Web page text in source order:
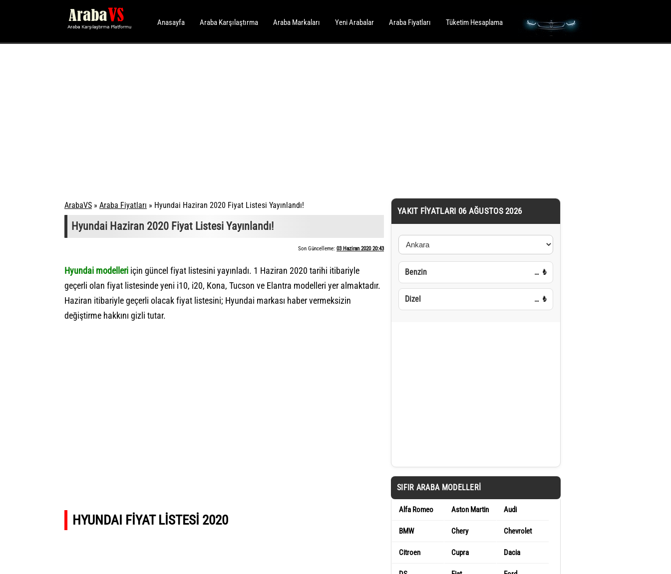
Anasayfa Araba Karşılaştırma Araba Markaları Yeni Arabalar Araba Fiyatları Tüketim Hesaplama
ArabaVS » Araba Fiyatları » Hyundai Haziran 2020 Fiyat Listesi Yayınlandı!
Hyundai Haziran 2020 Fiyat Listesi Yayınlandı!
Son Güncelleme: 03 Haziran 2020 20:43
Hyundai modelleri için güncel fiyat listesini yayınladı. 1 Haziran 2020 tarihi itibariyle
geçerli olan fiyat listesinde yeni i10, i20, Kona, Tucson ve Elantra modelleri yer almaktadır.
Haziran itibariyle geçerli olacak fiyat listesini; Hyundai markası haber vermeksizin
değiştirme hakkını gizli tutar.
HYUNDAI FİYAT LİSTESİ 2020
YAKIT FIYATLARI 06 AĞUSTOS 2026
Benzin … ₺
Dizel … ₺
SIFIR ARABA MODELLERI
Alfa Romeo Aston Martin Audi
BMW Chery Chevrolet
Citroen Cupra Dacia